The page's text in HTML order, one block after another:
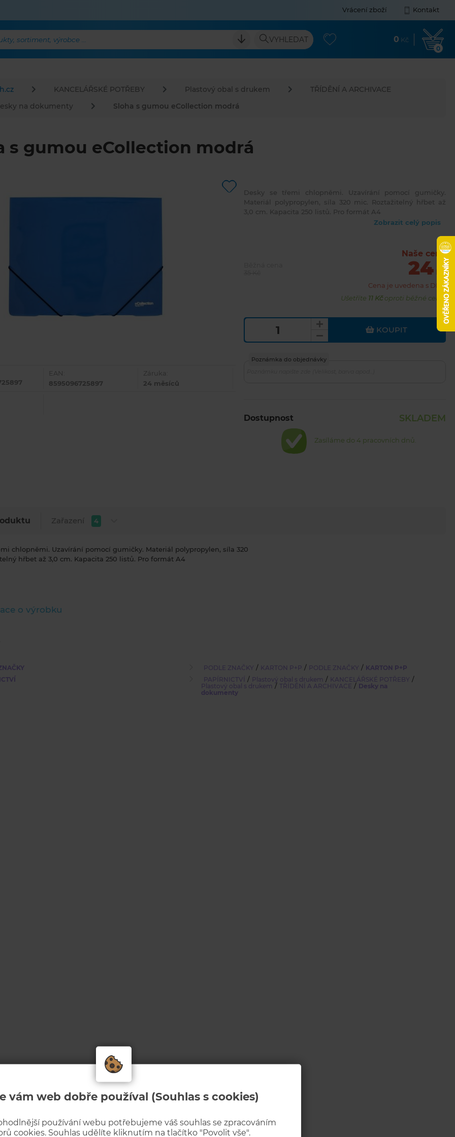
vám web dobře používal (Souhlas s cookies)
používání webu potřebujeme váš souhlas se zpracováním
cookies. Souhlas udělíte kliknutím na tlačítko "Povolit vše".
Vrácení zboží Kontakt
sortiment, výrobce ... VYHLEDAT 0 Kč
0
KANCELÁŘSKÉ POTŘEBY Plastový obal s drukem
TŘÍDĚNÍ A ARCHIVACE
na dokumenty
Sloha s gumou eCollection modrá
s gumou eCollection modrá
EAN:
8595096725897
Záruka:
24 měsíců
Desky se třemi chlopněmi. Uzavírání pomocí gumičky.
Materiál polypropylen, síla 320 mic. Roztažitelný hřbet až
3,0 cm. Kapacita 250 listů. Pro formát A4
Zobrazit celý popis
Naše cena
24Kč
Cena je uvedena s DPH
Ušetříte 11 Kčoproti běžné ceně.
KOUPIT
Poznámka do objednávky
Dostupnost SKLADEM
Zasíláme do 4 pracovních dnů.
Zařazení 4
chlopněmi. Uzavírání pomocí gumičky. Materiál polypropylen, síla 320
hřbet až 3,0 cm. Kapacita 250 listů. Pro formát A4
o výrobku
PODLE ZNAČKY / KARTON P+P / PODLE ZNAČKY / KARTON P+P
PAPÍRNICTVÍ / Plastový obal s drukem / KANCELÁŘSKÉ POTŘEBY /
Plastový obal s drukem / TŘÍDĚNÍ A ARCHIVACE / Desky na
dokumenty